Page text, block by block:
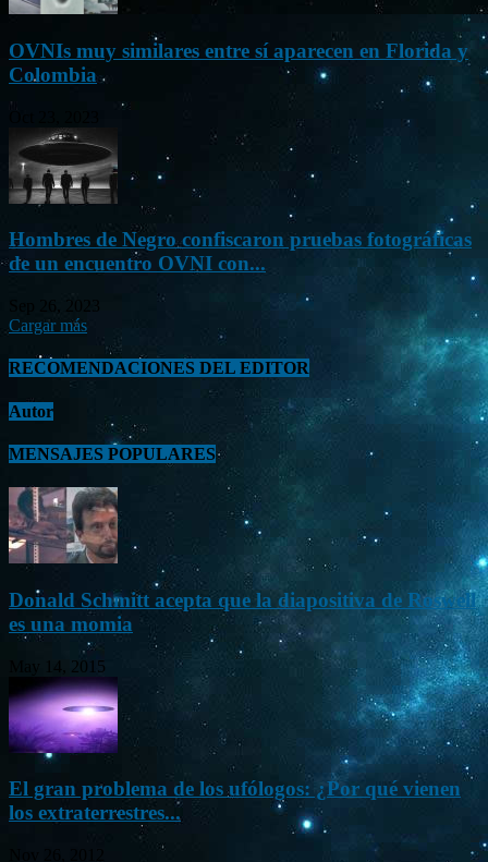
OVNIs muy similares entre sí aparecen en Florida y
Colombia
Hombres de Negro confiscaron pruebas fotográficas
de un encuentro OVNI con...
Sep 26, 2023
Cargar más
RECOMENDACIONES DEL EDITOR
Autor
MENSAJES POPULARES
Donald Schmitt acepta que la diapositiva de Roswell
es una momia
May 14, 2015
El gran problema de los ufólogos: ¿Por qué vienen
los extraterrestres...